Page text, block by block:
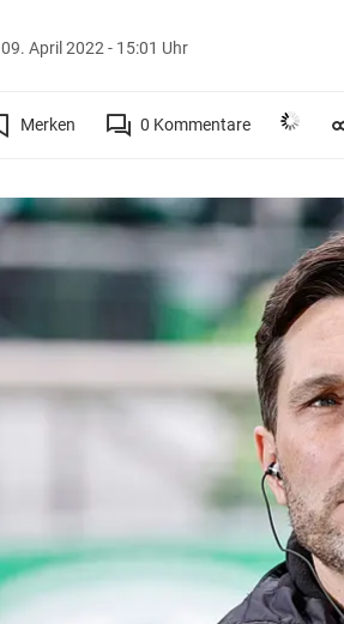
09. April 2022 - 15:01 Uhr
Merken 0 Kommentare